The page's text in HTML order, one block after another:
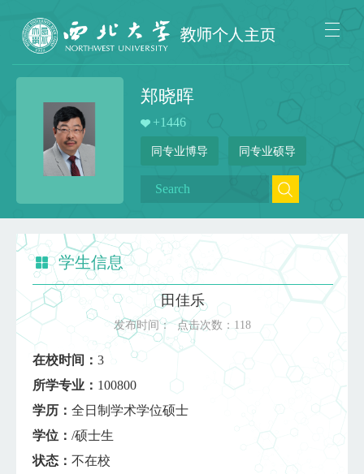
郑晓晖
+1446
同专业博导 同专业硕导
学生信息
田佳乐
发布时间：点击次数： 118
在校时间： 3
所学专业： 100800
学历： 全日制学术学位硕士
学位： /硕士生
状态： 不在校